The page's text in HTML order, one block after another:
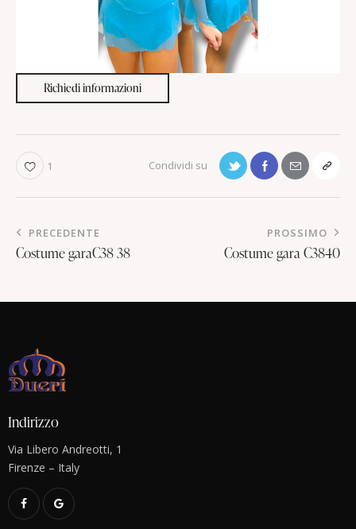
Richiedi informazioni
1
PRECEDENTE
Costume garaC38 38
PROSSIMO
Costume gara C3840
Indirizzo
Via Libero Andreotti, 1
Firenze – Italy